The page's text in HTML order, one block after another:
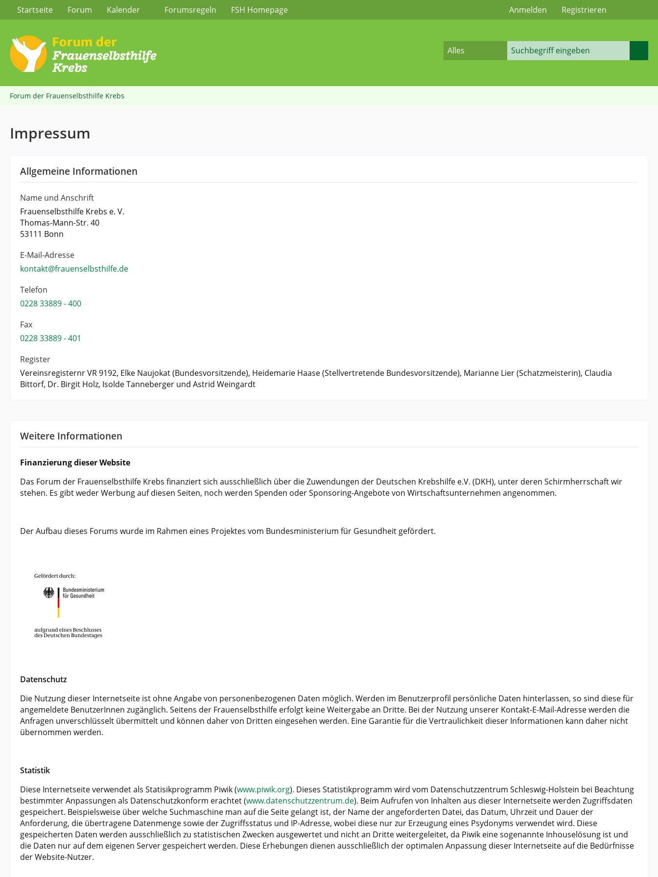
Startseite Forum Kalender Forumsregeln FSH Homepage Anmelden Registrieren
Alles
Forum der Frauenselbsthilfe Krebs
Impressum
Allgemeine Informationen
Name und Anschrift
Frauenselbsthilfe Krebs e. V.
Thomas-Mann-Str. 40
53111 Bonn
E-Mail-Adresse
kontakt@frauenselbsthilfe.de
Telefon
0228 33889 - 400
Fax
0228 33889 - 401
Register
Vereinsregisternr VR 9192, Elke Naujokat (Bundesvorsitzende), Heidemarie Haase (Stellvertretende Bundesvorsitzende), Marianne Lier (Schatzmeisterin), Claudia
Bittorf, Dr. Birgit Holz, Isolde Tanneberger und Astrid Weingardt
Weitere Informationen
Finanzierung dieser Website
Das Forum der Frauenselbsthilfe Krebs finanziert sich ausschließlich über die Zuwendungen der Deutschen Krebshilfe e.V. (DKH), unter deren Schirmherrschaft wir
stehen. Es gibt weder Werbung auf diesen Seiten, noch werden Spenden oder Sponsoring-Angebote von Wirtschaftsunternehmen angenommen.
Der Aufbau dieses Forums wurde im Rahmen eines Projektes vom Bundesministerium für Gesundheit gefördert.
Datenschutz
Die Nutzung dieser Internetseite ist ohne Angabe von personenbezogenen Daten möglich. Werden im Benutzerprofil persönliche Daten hinterlassen, so sind diese für
angemeldete BenutzerInnen zugänglich. Seitens der Frauenselbsthilfe erfolgt keine Weitergabe an Dritte. Bei der Nutzung unserer Kontakt-E-Mail-Adresse werden die
Anfragen unverschlüsselt übermittelt und können daher von Dritten eingesehen werden. Eine Garantie für die Vertraulichkeit dieser Informationen kann daher nicht
übernommen werden.
Statistik
Diese Internetseite verwendet als Statisikprogramm Piwik (www.piwik.org). Dieses Statistikprogramm wird vom Datenschutzzentrum Schleswig-Holstein bei Beachtung
bestimmter Anpassungen als Datenschutzkonform erachtet (www.datenschutzzentrum.de). Beim Aufrufen von Inhalten aus dieser Internetseite werden Zugriffsdaten
gespeichert. Beispielsweise über welche Suchmaschine man auf die Seite gelangt ist, der Name der angeforderten Datei, das Datum, Uhrzeit und Dauer der
Anforderung, die übertragene Datenmenge sowie der Zugriffsstatus und IP-Adresse, wobei diese nur zur Erzeugung eines Psydonyms verwendet wird. Diese
gespeicherten Daten werden ausschließlich zu statistischen Zwecken ausgewertet und nicht an Dritte weitergeleitet, da Piwik eine sogenannte Inhouselösung ist und
die Daten nur auf dem eigenen Server gespeichert werden. Diese Erhebungen dienen ausschließlich der optimalen Anpassung dieser Internetseite auf die Bedürfnisse
der Website-Nutzer.